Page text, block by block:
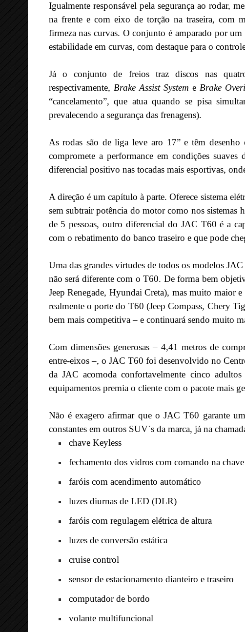
Igualmente responsável pela segurança ao rodar,
na frente e com eixo de torção na traseira, com
firmeza nas curvas. O conjunto é amparado por
estabilidade em curvas, com destaque para o
Já o conjunto de freios traz discos nas
respectivamente, Brake Assist System e Brake
“cancelamento”, que atua quando se pisa
prevalecendo a segurança das frenagens).
As rodas são de liga leve aro 17” e têm
compromete a performance em condições
diferencial positivo nas tocadas mais esportivas,
A direção é um capítulo à parte. Oferece sistema
sem subtrair potência do motor como nos
de 5 pessoas, outro diferencial do JAC T60 é a
com o rebatimento do banco traseiro e que pode
Uma das grandes virtudes de todos os modelos
não será diferente com o T60. De forma bem
Jeep Renegade, Hyundai Creta), mas muito maior
realmente o porte do T60 (Jeep Compass, Chery
bem mais competitiva – e continuará sendo muito
Com dimensões generosas – 4,41 metros de
entre-eixos –, o JAC T60 foi desenvolvido no
da JAC acomoda confortavelmente cinco
equipamentos premia o cliente com o pacote mais
Não é exagero afirmar que o JAC T60 garante
constantes em outros SUV´s da marca, já na
chave Keyless
fechamento dos vidros com comando na chave
faróis com acendimento automático
luzes diurnas de LED (DLR)
faróis com regulagem elétrica de altura
luzes de conversão estática
cruise control
sensor de estacionamento dianteiro e traseiro
computador de bordo
volante multifuncional